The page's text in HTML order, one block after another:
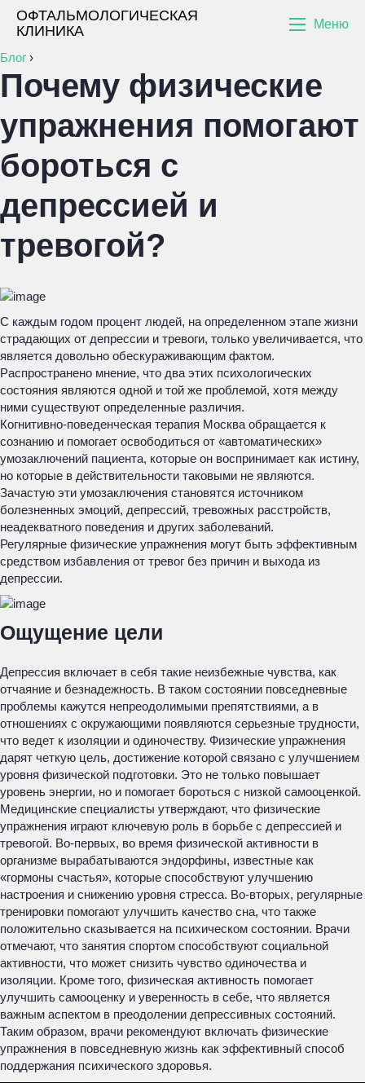
ОФТАЛЬМОЛОГИЧЕСКАЯ
КЛИНИКА
Меню
Блог ›
Почему физические
упражнения помогают
бороться с
депрессией и
тревогой?
С каждым годом процент людей, на определенном этапе жизни
страдающих от депрессии и тревоги, только увеличивается, что
является довольно обескураживающим фактом.
Распространено мнение, что два этих психологических
состояния являются одной и той же проблемой, хотя между
ними существуют определенные различия.
Когнитивно-поведенческая терапия Москва обращается к
сознанию и помогает освободиться от «автоматических»
умозаключений пациента, которые он воспринимает как истину,
но которые в действительности таковыми не являются.
Зачастую эти умозаключения становятся источником
болезненных эмоций, депрессий, тревожных расстройств,
неадекватного поведения и других заболеваний.
Регулярные физические упражнения могут быть эффективным
средством избавления от тревог без причин и выхода из
депрессии.
Ощущение цели
Депрессия включает в себя такие неизбежные чувства, как
отчаяние и безнадежность. В таком состоянии повседневные
проблемы кажутся непреодолимыми препятствиями, а в
отношениях с окружающими появляются серьезные трудности,
что ведет к изоляции и одиночеству. Физические упражнения
дарят четкую цель, достижение которой связано с улучшением
уровня физической подготовки. Это не только повышает
уровень энергии, но и помогает бороться с низкой самооценкой.
Медицинские специалисты утверждают, что физические
упражнения играют ключевую роль в борьбе с депрессией и
тревогой. Во-первых, во время физической активности в
организме вырабатываются эндорфины, известные как
«гормоны счастья», которые способствуют улучшению
настроения и снижению уровня стресса. Во-вторых, регулярные
тренировки помогают улучшить качество сна, что также
положительно сказывается на психическом состоянии. Врачи
отмечают, что занятия спортом способствуют социальной
активности, что может снизить чувство одиночества и
изоляции. Кроме того, физическая активность помогает
улучшить самооценку и уверенность в себе, что является
важным аспектом в преодолении депрессивных состояний.
Таким образом, врачи рекомендуют включать физические
упражнения в повседневную жизнь как эффективный способ
поддержания психического здоровья.